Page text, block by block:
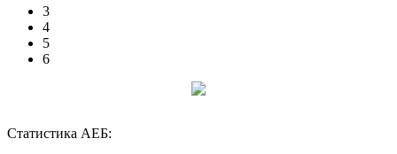
3
4
5
6
Статистика АЕБ: